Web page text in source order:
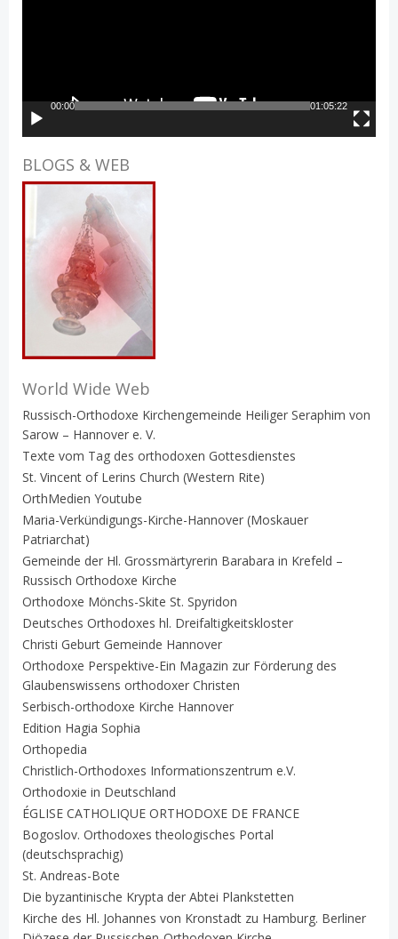
00:00 01:05:22
BLOGS & WEB
World Wide Web
Russisch-Orthodoxe Kirchengemeinde Heiliger Seraphim von
Sarow – Hannover e. V.
Texte vom Tag des orthodoxen Gottesdienstes
St. Vincent of Lerins Church (Western Rite)
OrthMedien Youtube
Maria-Verkündigungs-Kirche-Hannover (Moskauer
Patriarchat)
Gemeinde der Hl. Grossmärtyrerin Barabara in Krefeld –
Russisch Orthodoxe Kirche
Orthodoxe Mönchs-Skite St. Spyridon
Deutsches Orthodoxes hl. Dreifaltigkeitskloster
Christi Geburt Gemeinde Hannover
Orthodoxe Perspektive-Ein Magazin zur Förderung des
Glaubenswissens orthodoxer Christen
Serbisch-orthodoxe Kirche Hannover
Edition Hagia Sophia
Orthopedia
Christlich-Orthodoxes Informationszentrum e.V.
Orthodoxie in Deutschland
ÉGLISE CATHOLIQUE ORTHODOXE DE FRANCE
Bogoslov. Orthodoxes theologisches Portal
(deutschsprachig)
St. Andreas-Bote
Die byzantinische Krypta der Abtei Plankstetten
Kirche des Hl. Johannes von Kronstadt zu Hamburg. Berliner